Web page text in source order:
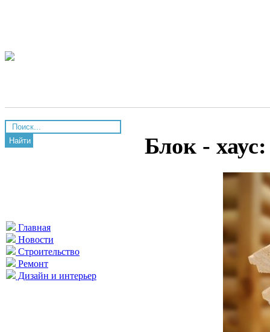
Найти
Главная
Новости
Строительство
Ремонт
Дизайн и интерьер
Блок -